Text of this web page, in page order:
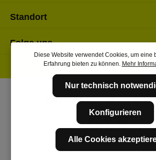
Standort
Folge uns
* Alle Preise inkl. gesetzl. Mehrwertsteuer
Diese Website verwendet Cookies, um eine
Erfahrung bieten zu können. Mehr
Nur technisch
Konfigurieren
Alle Cookies